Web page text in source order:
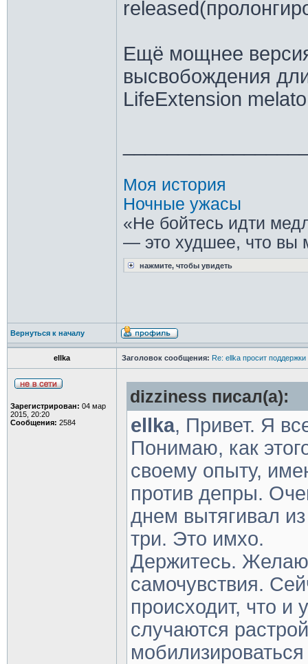
Ещё мощнее
высвобождения
LifeExtension
Моя история
Ночные ужасы
«Не бойтесь идти
— это худшее, что вы
нажмите, чтобы увидеть
Вернуться к началу
ellka Заголовок сообщения: Re: ellka просит поддержки
Зарегистрирован: 04 мар
2015, 20:20
Сообщения: 2584
dizziness писал(а):
ellka, Привет. Я
Понимаю, как
своему опыту,
против депры.
днем вытягивал
три. Это имхо.
Держитесь.
самочувствия.
происходит, что и
случаются